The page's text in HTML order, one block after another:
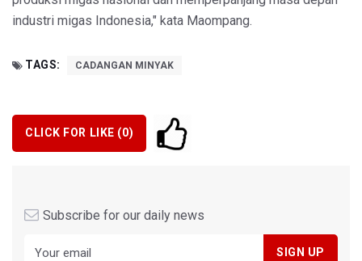
industri migas Indonesia," kata Maompang.
TAGS: CADANGAN MINYAK
CLICK FOR LIKE (0)
Subscribe for our daily news